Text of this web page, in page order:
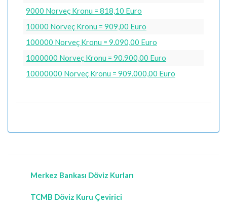
9000 Norveç Kronu = 818,10 Euro
10000 Norveç Kronu = 909,00 Euro
100000 Norveç Kronu = 9.090,00 Euro
1000000 Norveç Kronu = 90.900,00 Euro
10000000 Norveç Kronu = 909.000,00 Euro
Merkez Bankası Döviz Kurları
TCMB Döviz Kuru Çevirici